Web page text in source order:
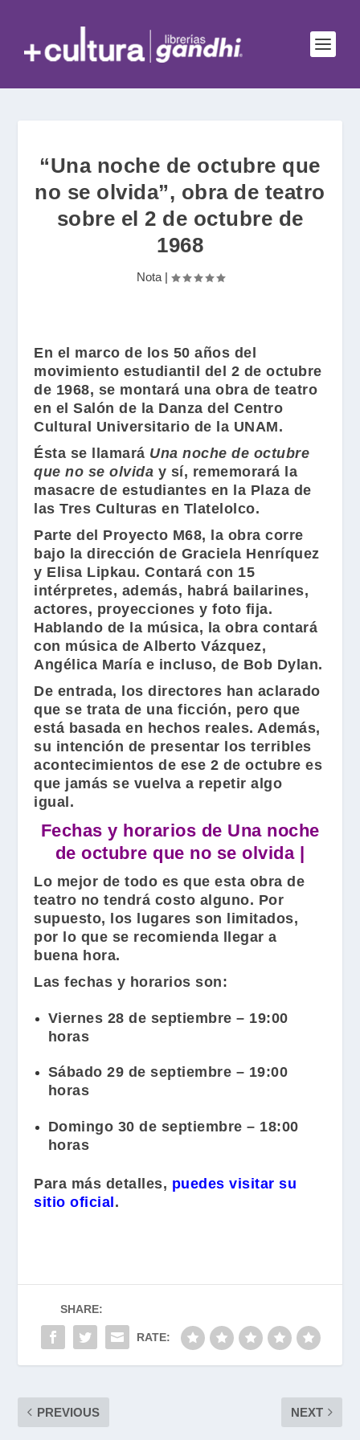
“Una noche de octubre que
no se olvida”, obra de teatro
sobre el 2 de octubre de
1968
Nota|
En el marco de los 50 años del
movimiento estudiantil del 2 de octubre
de 1968, se montará una obra de teatro
en elSalón de la Danza delCentro
Cultural Universitario de la UNAM.
Ésta se llamará Una noche de octubre
que no se olvida y sí, rememorará la
masacre de estudiantes en la Plaza de
las Tres Culturas en Tlatelolco.
Parte del Proyecto M68, la obra corre
bajo la dirección de Graciela Henríquez
y Elisa Lipkau. Contará con 15
intérpretes, además, habrá bailarines,
actores, proyecciones y foto fija.
Hablando de la música, la obra contará
con música deAlberto Vázquez,
Angélica María e incluso, de Bob Dylan.
De entrada, los directores han aclarado
que se trata de una ficción, pero que
está basada en hechos reales. Además,
su intención de presentar los terribles
acontecimientos de ese 2 de octubre es
que jamás se vuelva a repetir algo
igual.
Fechas y horarios de Una noche
de octubre que no se olvida |
Lo mejor de todo es que esta obra de
teatro no tendrá costo alguno. Por
supuesto, los lugares son limitados,
por lo que se recomienda llegar a
buena hora.
Las fechas y horarios son:
Viernes 28 de septiembre – 19:00
horas
Sábado 29 de septiembre – 19:00
horas
Domingo 30 de septiembre – 18:00
horas
Para más detalles, puedes visitar su
sitio oficial.
SHARE:
RATE:
PREVIOUS NEXT